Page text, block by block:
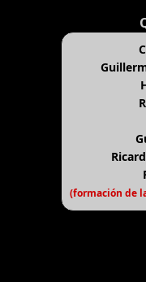
(formación de